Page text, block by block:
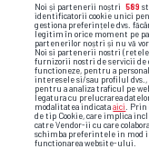
Noi și partenerii noștri 589
identificatorii cookie unici
gestiona preferințele dvs.
legitim în orice moment pe
partenerilor noștri și nu vă vor
Noi si partenerii nostri
furnizorii nostri de servicii
functioneze, pentru a
interesele si/sau profilul
pentru a analiza traficul pe
legatura cu prelucrarea
modalitatea indicataaici
.
de tip Cookie, care implica
catre Vendor-ii cu care
schimba preferintele in mod
functionarea website-ului.